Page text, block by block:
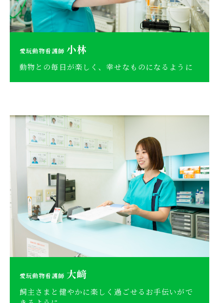
愛玩動物看護師 小林
動物との毎日が楽しく、幸せなものになるように
愛玩動物看護師 大﨑
飼主さまと健やかに楽しく過ごせるお手伝いがで